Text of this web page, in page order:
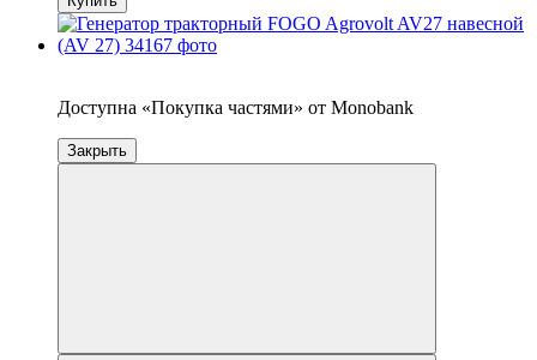
Доступна «Покупка частями» от Monobank
Закрыть